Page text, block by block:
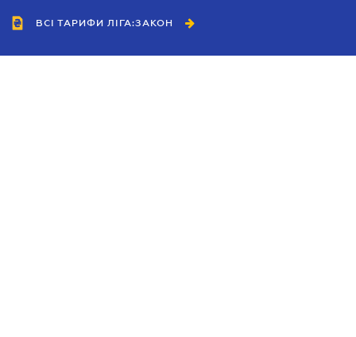
ВСІ ТАРИФИ ЛІГА:ЗАКОН